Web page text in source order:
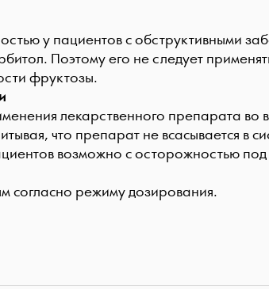
у пациентов с обструктивными
Поэтому его не следует
фруктозы.
лекарственного препарата во
что препарат не всасывается в
возможно с осторожностью
согласно режиму дозирования.